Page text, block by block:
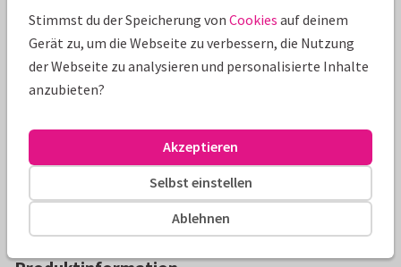
Schöne Extras zu deiner Karte
Stimmst du der Speicherung von Cookies auf deinem
Gerät zu, um die Webseite zu verbessern, die Nutzung
der Webseite zu analysieren und personalisierte Inhalte
anzubieten?
Ablehnen
Selbst einstellen
Akzeptieren